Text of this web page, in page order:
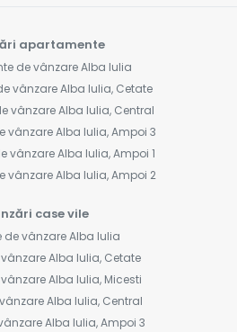
apartamente
de vânzare Alba Iulia
vânzare Alba Iulia, Cetate
vânzare Alba Iulia, Central
vânzare Alba Iulia, Ampoi 3
vânzare Alba Iulia, Ampoi 1
vânzare Alba Iulia, Ampoi 2
case vile
de vânzare Alba Iulia
Alba Iulia, Cetate
Alba Iulia, Micesti
Alba Iulia, Central
Alba Iulia, Ampoi 3